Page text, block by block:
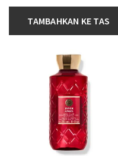
TAMBAHKAN KE TAS